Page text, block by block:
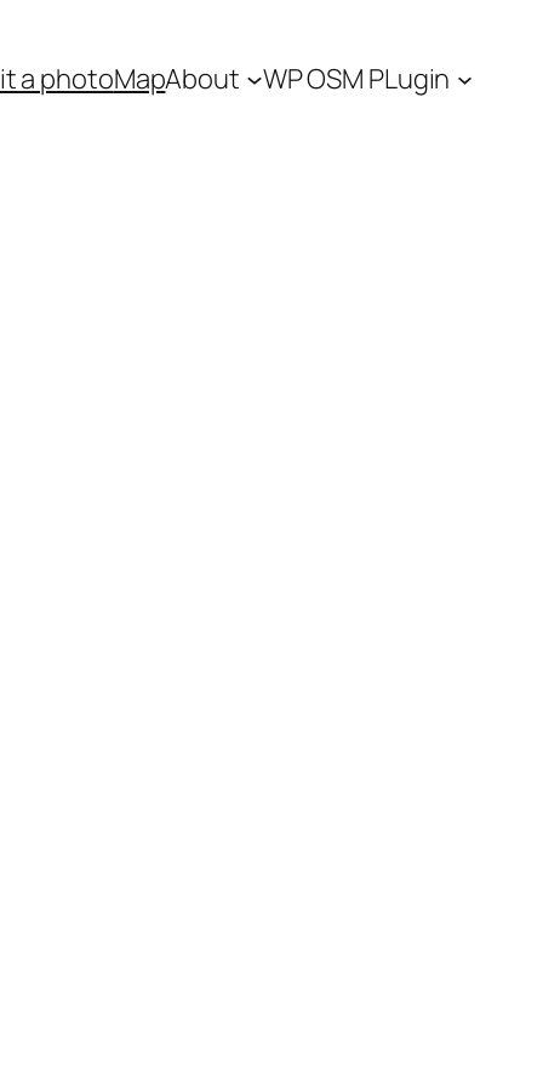
a photoMapAbout WP OSM PLugin